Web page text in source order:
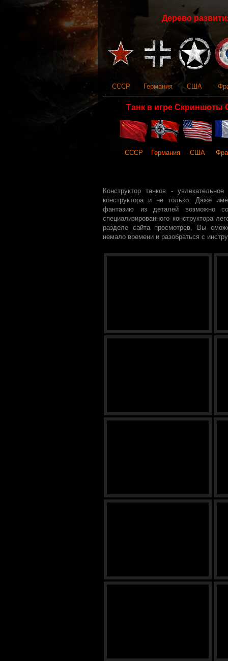
Дерево
СССР Германия США
Танк в игре Скриншоты
СССР Германия США
Конструктор танков -
конструктора и не только. Даже
фантазию из деталей возможно
специализированного конструктора
разделе сайта просмотрев, Вы
немало времени и разобраться с